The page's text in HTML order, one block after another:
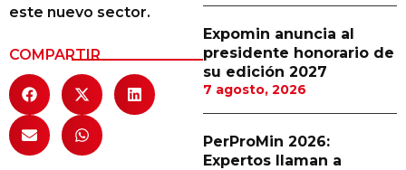
este nuevo sector.
COMPARTIR
Expomin anuncia al
presidente honorario de
su edición 2027
7 agosto, 2026
PerProMin 2026:
Expertos llaman a